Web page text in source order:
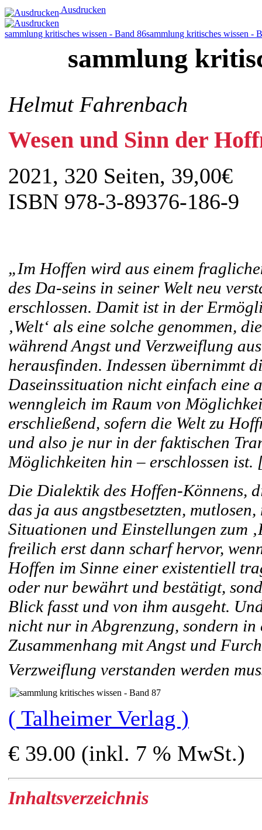
Ausdrucken
sammlung kritisches wissen - Band 86sammlung kritisches wissen -
sammlung
Helmut Fahrenbach
Wesen und Sinn der
2021, 320 Seiten, 39,00€
ISBN 978-3-89376-186-9
„Im Hoffen wird aus einem
des Da-seins in seiner Welt neu
erschlossen. Damit ist in der
‚Welt‘ als eine solche genommen,
während Angst und Verzweiflung
herausfinden. Indessen übernimmt
Daseinssituation nicht einfach eine
wenngleich im Raum von
erschließend, sofern die Welt zu
und also je nur in der faktischen
Möglichkeiten hin – erschlossen
Die Dialektik des Hoffen-Könnens,
das ja aus angstbesetzten,
Situationen und Einstellungen zum
freilich erst dann scharf hervor,
Hoffen im Sinne einer existentiell
oder nur bewährt und bestätigt,
Blick fasst und von ihm ausgeht.
nicht nur in Abgrenzung, sondern
Zusammenhang mit Angst und
Verzweiflung verstanden werden
( Talheimer Verlag )
€ 39.00 (inkl. 7 % MwSt.)
Inhaltsverzeichnis